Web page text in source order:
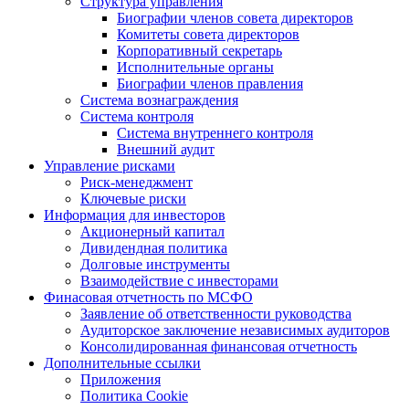
Биографии членов совета директоров
Комитеты совета директоров
Корпоративный секретарь
Исполнительные органы
Биографии членов правления
Система вознаграждения
Система контроля
Система внутреннего контроля
Внешний аудит
Управление рисками
Риск-менеджмент
Ключевые риски
Информация для инвесторов
Акционерный капитал
Дивидендная политика
Долговые инструменты
Взаимодействие с инвеcторами
Финасовая отчетность по МСФО
Заявление об ответственности руководства
Аудиторское заключение независимых аудиторов
Консолидированная финансовая отчетность
Дополнительные ссылки
Приложения
Политика Cookie